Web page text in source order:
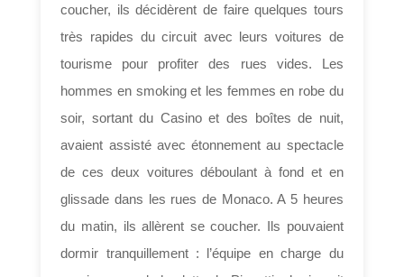
coucher, ils décidèrent de faire quelques tours
très rapides du circuit avec leurs voitures de
tourisme pour profiter des rues vides. Les
hommes en smoking et les femmes en robe du
soir, sortant du Casino et des boîtes de nuit,
avaient assisté avec étonnement au spectacle
de ces deux voitures déboulant à fond et en
glissade dans les rues de Monaco. A 5 heures
du matin, ils allèrent se coucher. Ils pouvaient
dormir tranquillement : l’équipe en charge du